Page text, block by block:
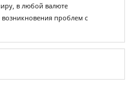
в любой валюте
возникновения проблем с